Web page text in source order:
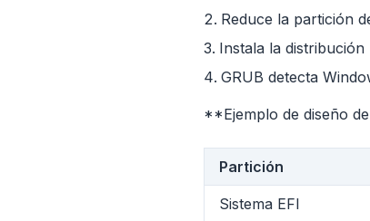
Reduce la partición
Instala la distribución
GRUB detecta
**Ejemplo de diseño
Partición
Sistema EFI